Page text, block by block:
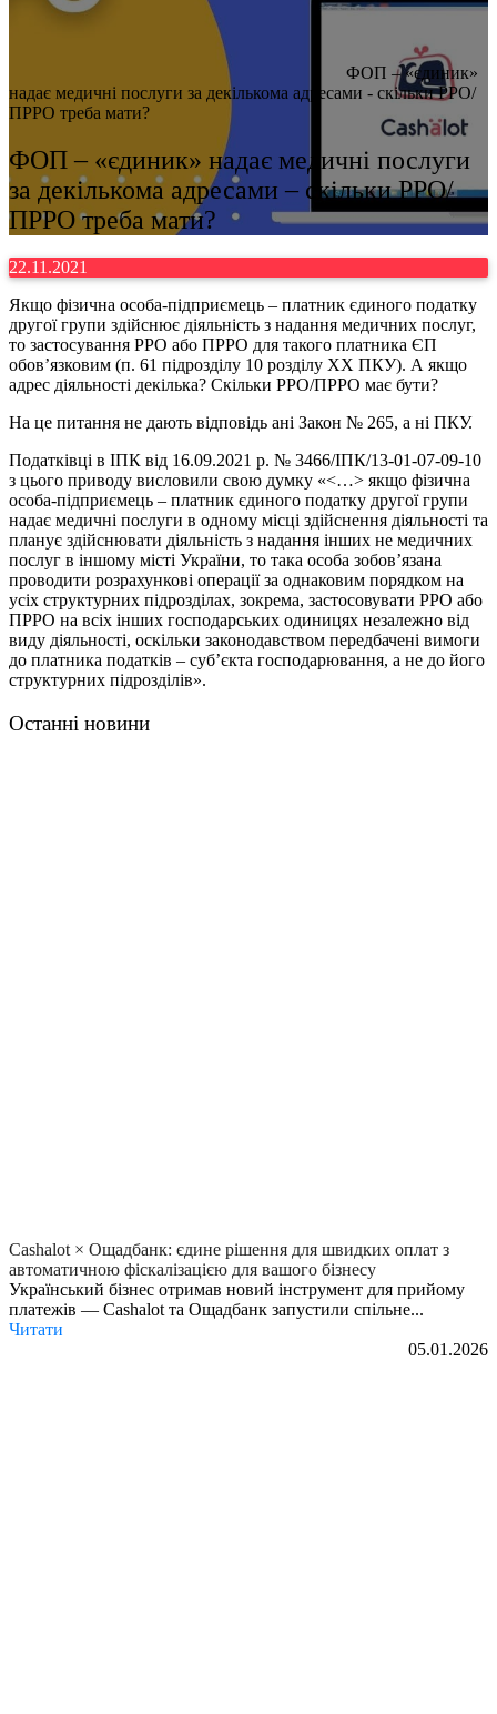
ФОП – «єдиник»
надає медичні послуги за декількома адресами - скільки РРО/
ПРРО треба мати?
ФОП – «єдиник» надає медичні послуги
за декількома адресами – скільки РРО/
ПРРО треба мати?
22.11.2021
Якщо фізична особа-підприємець – платник єдиного податку
другої групи здійснює діяльність з надання медичних послуг,
то застосування РРО або ПРРО для такого платника ЄП
обов’язковим (п. 61 підрозділу 10 розділу XX ПКУ). А якщо
адрес діяльності декілька? Скільки РРО/ПРРО має бути?
На це питання не дають відповідь ані Закон № 265, а ні ПКУ.
Податківці в ІПК від 16.09.2021 р. № 3466/ІПК/13-01-07-09-10
з цього приводу висловили свою думку «<…> якщо фізична
особа-підприємець – платник єдиного податку другої групи
надає медичні послуги в одному місці здійснення діяльності та
планує здійснювати діяльність з надання інших не медичних
послуг в іншому місті України, то така особа зобов’язана
проводити розрахункові операції за однаковим порядком на
усіх структурних підрозділах, зокрема, застосовувати РРО або
ПРРО на всіх інших господарських одиницях незалежно від
виду діяльності, оскільки законодавством передбачені вимоги
до платника податків – суб’єкта господарювання, а не до його
структурних підрозділів».
Останні новини
Cashalot × Ощадбанк: єдине рішення для швидких оплат з
автоматичною фіскалізацією для вашого бізнесу
Український бізнес отримав новий інструмент для прийому
платежів — Cashalot та Ощадбанк запустили спільне...
Читати
05.01.2026